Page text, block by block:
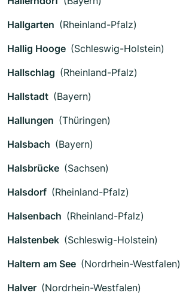
Hallgarten (Rheinland-Pfalz)
Hallig Hooge (Schleswig-Holstein)
Hallschlag (Rheinland-Pfalz)
Hallstadt (Bayern)
Hallungen (Thüringen)
Halsbach (Bayern)
Halsbrücke (Sachsen)
Halsdorf (Rheinland-Pfalz)
Halsenbach (Rheinland-Pfalz)
Halstenbek (Schleswig-Holstein)
Haltern am See (Nordrhein-Westfalen)
Halver (Nordrhein-Westfalen)